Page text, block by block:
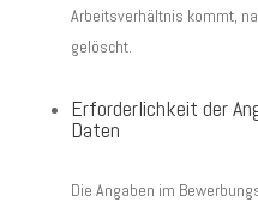
Arbeitsverhältnis kommt,
gelöscht.
Erforderlichkeit der
Daten
Die Angaben im